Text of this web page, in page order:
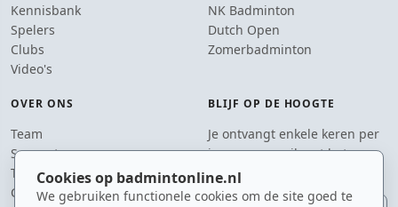
Cookies op badmintonline.nl
We gebruiken functionele cookies om de site goed te
Kennisbank
Spelers
Clubs
Video's
NK Badminton
Dutch Open
Zomerbadminton
OVER ONS
Team
Supporters
Tip de redactie
Contact
BLIJF OP DE HOOGTE
Je ontvangt enkele keren per
jaar een e-mail met het
laatste badmintonnieuws.
E-mailadres